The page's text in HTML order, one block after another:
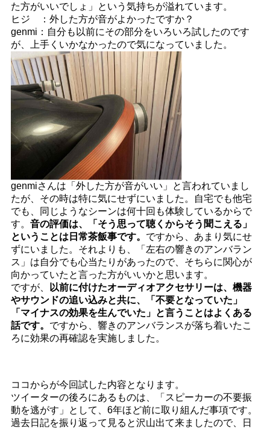
た方がいいでしょ」という気持ちが溢れています。
ヒジ ：外した方が音がよかったですか？
genmi：自分も以前にその部分をいろいろ試したのです
が、上手くいかなかったので気になっていました。
genmiさんは「外した方が音がいい」と言われていまし
たが、その時は特に気にせずにいました。自宅でも他宅
でも、同じようなシーンは何十回も体験しているからで
す。音の評価は、「そう思って聴くからそう聞こえる」
ということは日常茶飯事です。 ですから、あまり気にせ
ずにいました。それよりも、「左右の響きのアンバラン
ス」は自分でも心当たりがあったので、そちらに関心が
向かっていたと言った方がいいかと思います。
ですが、
以前に付けたオーディオアクセサリーは、機器
やサウンドの追い込みと共に、「不要となっていた」
「マイナスの効果を生んでいた」と言うことはよくある
話です。 ですから、響きのアンバランスが落ち着いたこ
ろに効果の再確認を実施しました。
ココからが今回試した内容となります。
ツイーターの後ろにあるものは、「スピーカーの不要振
動を逃がす」として、6年ほど前に取り組んだ事項です。
過去日記を振り返って見ると沢山出て来ましたので、日